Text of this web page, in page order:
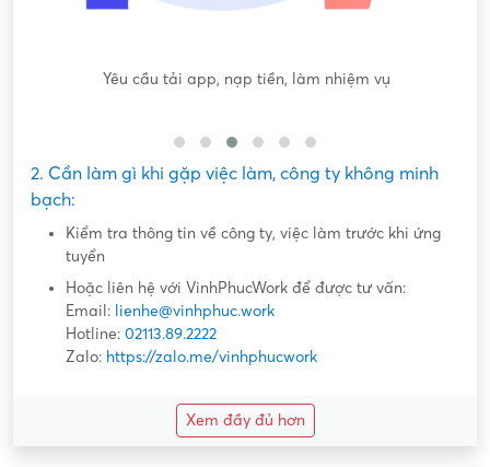
Yêu cầu tải app, nạp tiền, làm nhiệm vụ
2. Cần làm gì khi gặp việc làm, công ty không minh
bạch:
Kiểm tra thông tin về công ty, việc làm trước khi ứng
tuyển
Hoặc liên hệ với VinhPhucWork để được tư vấn:
Email: lienhe@vinhphuc.work
Hotline: 02113.89.2222
Zalo: https://zalo.me/vinhphucwork
Xem đầy đủ hơn